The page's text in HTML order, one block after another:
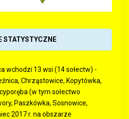
STATYSTYCZNE
wchodzi 13 wsi (14 sołectw) -
Chrząstowice, Kopytówka,
(w tym sołectwo
Paszkówka, Sosnowice,
2017 r. na obszarze